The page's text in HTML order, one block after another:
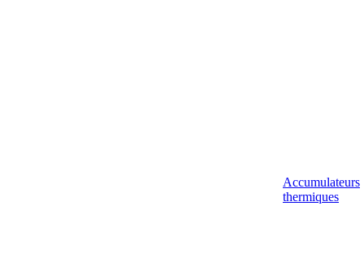
Accumulateurs
thermiques